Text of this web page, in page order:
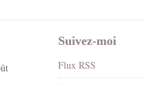
Suivez-moi
Flux RSS